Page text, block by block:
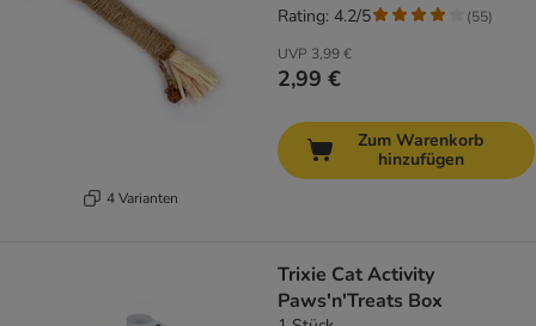
4 Varianten
UVP 3,99 €
2,99 €
Rating: 4.2/5 (55)
Zum Warenkorb
hinzufügen
Trixie Cat Activity
Paws'n'Treats Box